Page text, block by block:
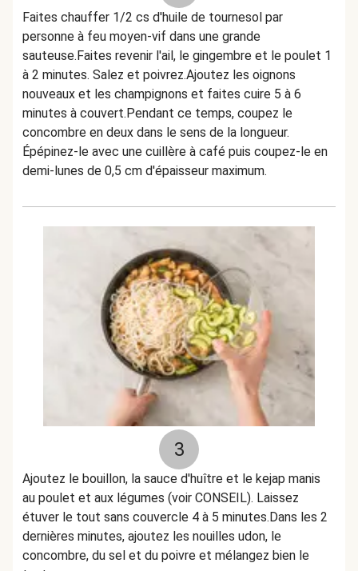
Faites chauffer 1/2 cs d'huile de tournesol par
personne à feu moyen-vif dans une grande
sauteuse.Faites revenir l'ail, le gingembre et le poulet 1
à 2 minutes. Salez et poivrez.Ajoutez les oignons
nouveaux et les champignons et faites cuire 5 à 6
minutes à couvert.Pendant ce temps, coupez le
concombre en deux dans le sens de la longueur.
Épépinez-le avec une cuillère à café puis coupez-le en
demi-lunes de 0,5 cm d'épaisseur maximum.
3
Ajoutez le bouillon, la sauce d'huître et le kejap manis
au poulet et aux légumes (voir CONSEIL). Laissez
étuver le tout sans couvercle 4 à 5 minutes.Dans les 2
dernières minutes, ajoutez les nouilles udon, le
concombre, du sel et du poivre et mélangez bien le